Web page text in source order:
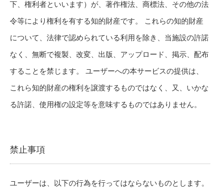
下、権利者といいます）が、著作権法、商標法、その他の法
令等により権利を有する知的財産です。 これらの知的財産
について、法律で認められている利用を除き、当施設の許諾
なく、無断で複製、改変、出版、アップロード、掲示、配布
することを禁じます。 ユーザーへの本サービスの提供は、
これら知的財産の権利を譲渡するものではなく、又、いかな
る許諾、使用権の設定等を意味するものではありません。
禁止事項
ユーザーは、以下の行為を行ってはならないものとします。